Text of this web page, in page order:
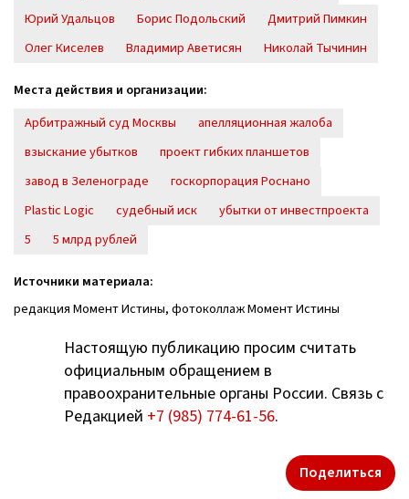
Юрий Удальцов
Борис Подольский
Дмитрий Пимкин
Олег Киселев
Владимир Аветисян Николай Тычинин
Места действия и организации:
Арбитражный суд Москвы
апелляционная жалоба
взыскание убытков
проект гибких планшетов
завод в Зеленограде
госкорпорация Роснано
Plastic Logic
судебный иск
убытки от инвестпроекта
5
5 млрд рублей
Источники материала:
редакция Момент Истины, фотоколлаж Момент Истины
Настоящую публикацию просим считать
официальным обращением в
правоохранительные органы России. Связь с
Редакцией +7 (985) 774-61-56.
Поделиться